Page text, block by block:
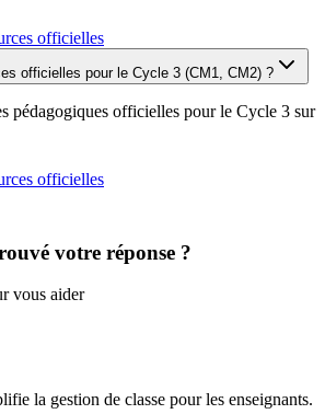
officielles
officielles pour le Cycle 3 (CM1, CM2) ?
pédagogiques officielles pour le Cycle 3 sur
officielles
votre réponse ?
vous aider
la gestion de classe pour les enseignants.